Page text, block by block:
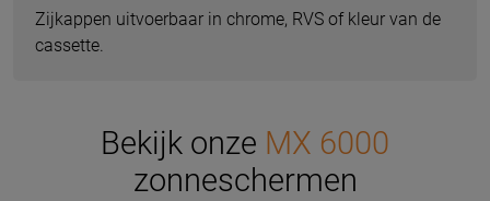
Zijkappen uitvoerbaar in chrome, RVS of kleur van de
cassette.
Bekijk onze MX 6000
zonneschermen